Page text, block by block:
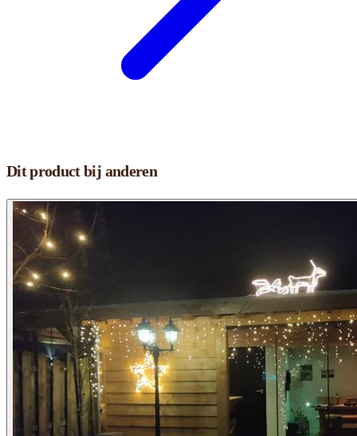
Dit product bij anderen